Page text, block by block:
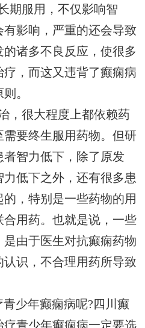
期服用，不仅影响智
影响，严重的还会导致
诸多不良反应，使很多
，而这又违背了癫痫病
。
，很大程度上都依赖药
要终生服用药物。但研
智力低下，除了原发
低下之外，还有很多患
，特别是一些药物的用
用药。也就是说，一些
由于医生对抗癫痫药物
识，不合理用药所导致
少年癫痫病呢?四川癫
青少年癫痫病一定要选